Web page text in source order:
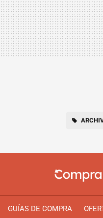
GUÍAS DE COMPRA